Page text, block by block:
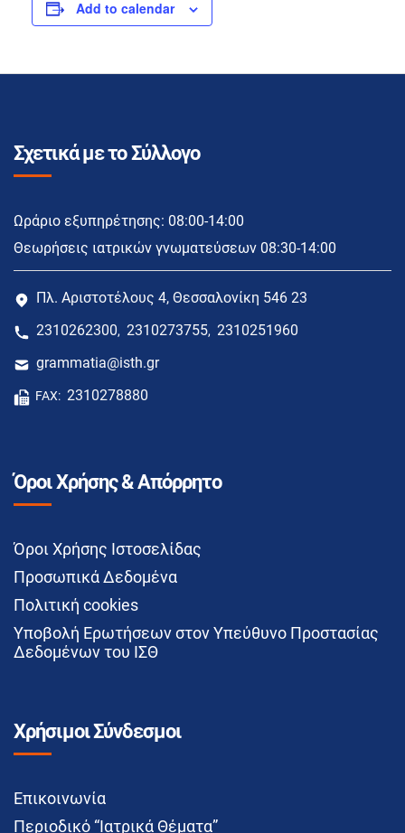
Add to calendar
Σχετικά με το Σύλλογο
Ωράριο εξυπηρέτησης: 08:00-14:00
Θεωρήσεις ιατρικών γνωματεύσεων 08:30-14:00
Πλ. Αριστοτέλους 4, Θεσσαλονίκη 546 23
2310262300, 2310273755, 2310251960
grammatia@isth.gr
FAX: 2310278880
Όροι Χρήσης & Απόρρητο
Όροι Χρήσης Ιστοσελίδας
Προσωπικά Δεδομένα
Πολιτική cookies
Υποβολή Ερωτήσεων στον Υπεύθυνο Προστασίας
Δεδομένων του ΙΣΘ
Χρήσιμοι Σύνδεσμοι
Επικοινωνία
Περιοδικό “Ιατρικά Θέματα”